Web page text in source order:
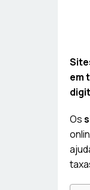
em
Os